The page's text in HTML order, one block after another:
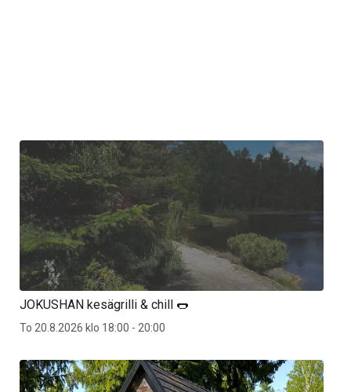
JOKUSHAN kesägrilli & chill 🌭
To 20.8.2026 klo 18:00 - 20:00